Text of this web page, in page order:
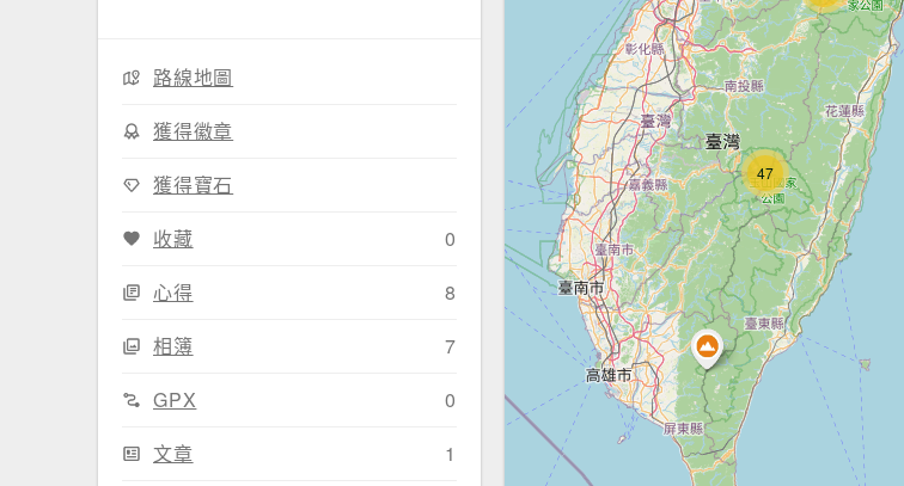
路線地圖
獲得徽章
獲得寶石
收藏
0
心得
8
相簿
7
GPX
0
文章
1
47